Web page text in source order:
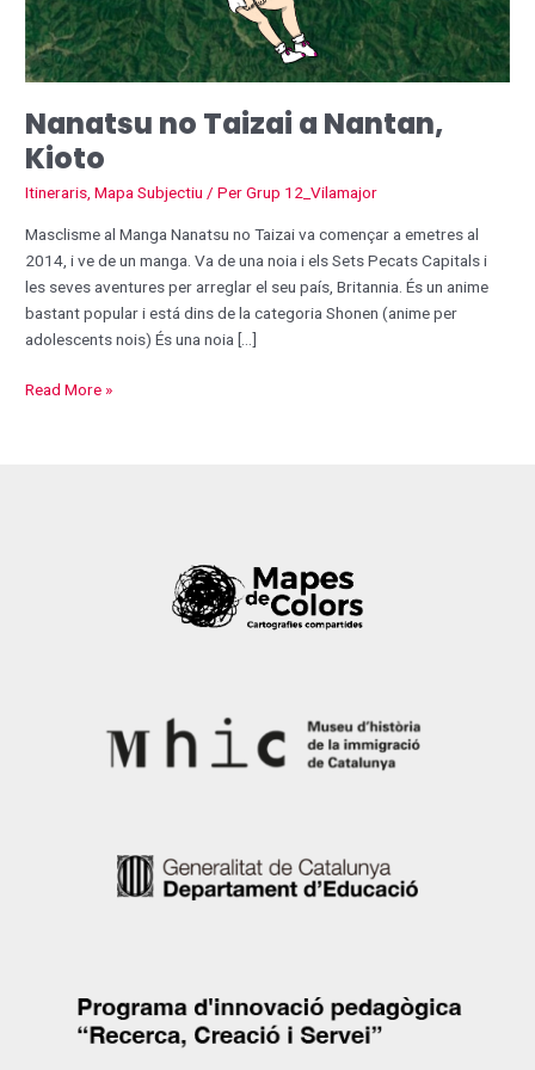
Nanatsu no Taizai a Nantan,
Kioto
Itineraris ,Mapa Subjectiu / PerGrup 12_Vilamajor
Masclisme al Manga Nanatsu no Taizai va començar a emetres al
2014, i ve de un manga. Va de una noia i els Sets Pecats Capitals i
les seves aventures per arreglar el seu país, Britannia. És un anime
bastant popular i está dins de la categoria Shonen (anime per
adolescents nois) És una noia […]
Read More »